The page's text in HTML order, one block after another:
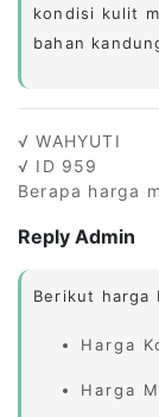
kondisi kulit
bahan
√ WAHYUTI
√ ID 959
Berapa harga
Reply Admin
Berikut harga
Harga
Harga